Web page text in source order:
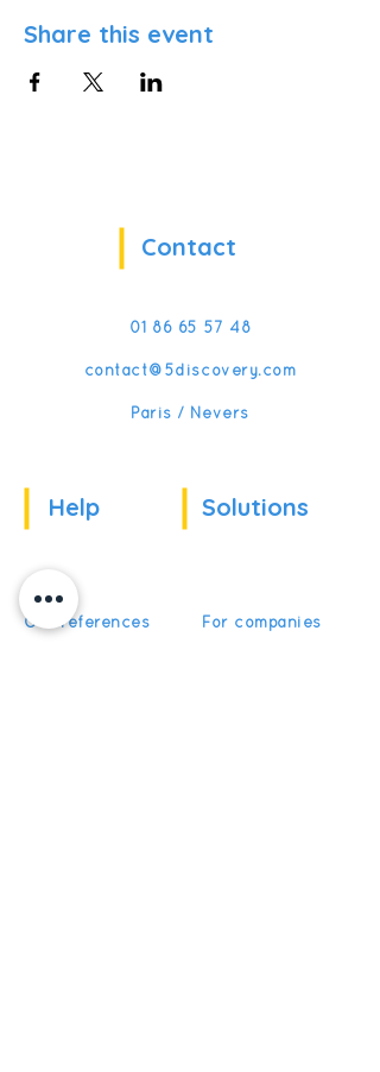
Share this event
Contact
01 86 65 57 48
contact@5discovery.com
Paris / Nevers
Help Solutions
Our references For companies